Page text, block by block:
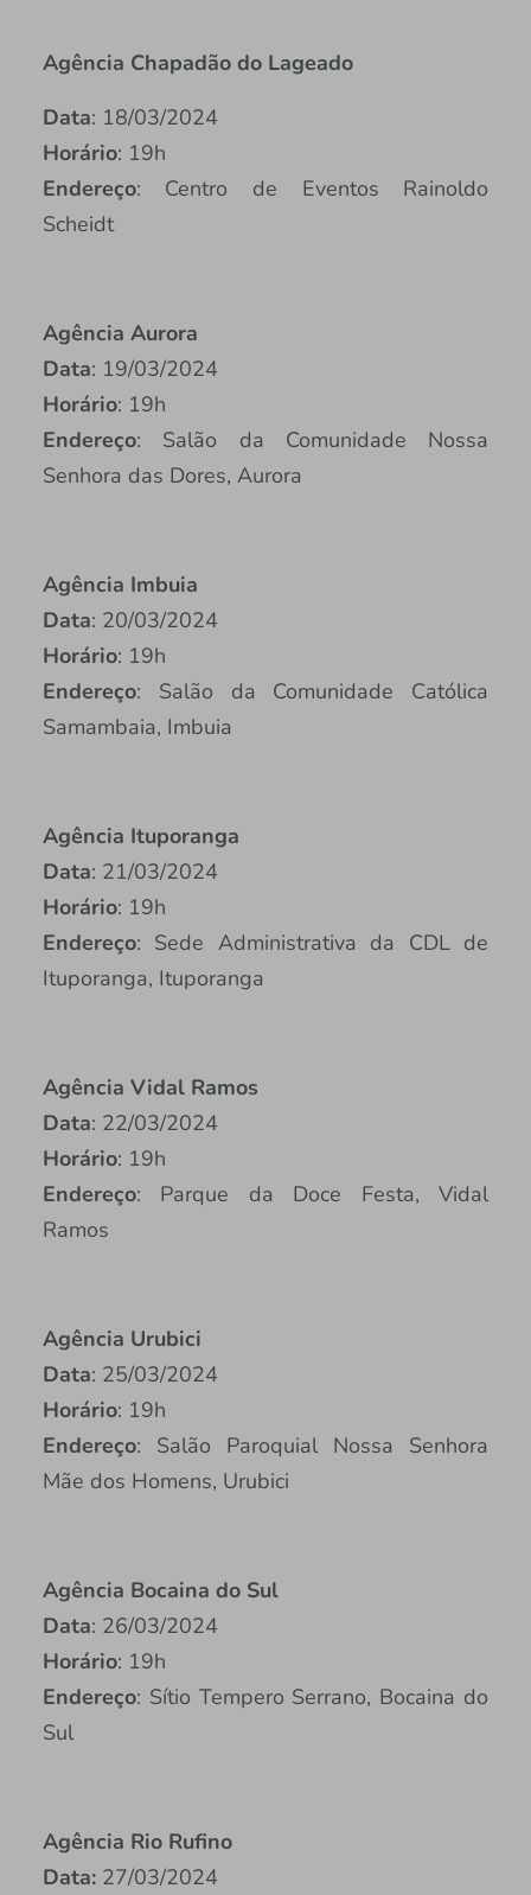
Agência Chapadão do Lageado
Data: 18/03/2024
Horário: 19h
Endereço: Centro de Eventos Rainoldo
Scheidt
Agência Aurora
Data: 19/03/2024
Horário: 19h
Endereço: Salão da Comunidade Nossa
Senhora das Dores, Aurora
Agência Imbuia
Data: 20/03/2024
Horário: 19h
Endereço: Salão da Comunidade Católica
Samambaia, Imbuia
Agência Ituporanga
Data: 21/03/2024
Horário: 19h
Endereço: Sede Administrativa da CDL de
Ituporanga, Ituporanga
Agência Vidal Ramos
Data: 22/03/2024
Horário: 19h
Endereço: Parque da Doce Festa, Vidal
Ramos
Agência Urubici
Data: 25/03/2024
Horário: 19h
Endereço: Salão Paroquial Nossa Senhora
Mãe dos Homens, Urubici
Agência Bocaina do Sul
Data: 26/03/2024
Horário: 19h
Endereço: Sítio Tempero Serrano, Bocaina do
Sul
Agência Rio Rufino
Data: 27/03/2024